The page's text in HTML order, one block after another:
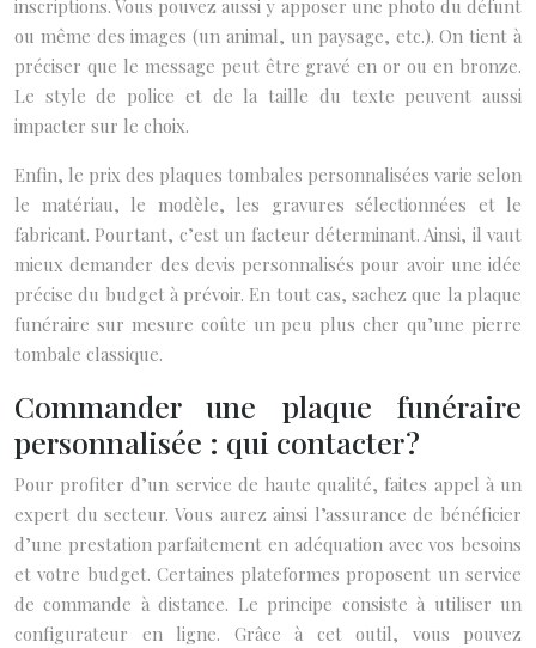
inscriptions. Vous pouvez aussi y apposer une photo du défunt
ou même des images (un animal, un paysage, etc.). On tient à
préciser que le message peut être gravé en or ou en bronze.
Le style de police et de la taille du texte peuvent aussi
impacter sur le choix.
Enfin, le prix des plaques tombales personnalisées varie selon
le matériau, le modèle, les gravures sélectionnées et le
fabricant. Pourtant, c’est un facteur déterminant. Ainsi, il vaut
mieux demander des devis personnalisés pour avoir une idée
précise du budget à prévoir. En tout cas, sachez que la plaque
funéraire sur mesure coûte un peu plus cher qu’une pierre
tombale classique.
Commander une plaque funéraire
personnalisée : qui contacter ?
Pour profiter d’un service de haute qualité, faites appel à un
expert du secteur. Vous aurez ainsi l’assurance de bénéficier
d’une prestation parfaitement en adéquation avec vos besoins
et votre budget. Certaines plateformes proposent un service
de commande à distance. Le principe consiste à utiliser un
configurateur en ligne. Grâce à cet outil, vous pouvez